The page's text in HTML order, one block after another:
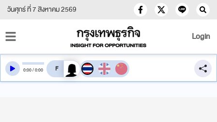
วันศุกร์ ที่ 7 สิงหาคม 2569
Login
0:00/0:00 สลับเสียงอ่าน